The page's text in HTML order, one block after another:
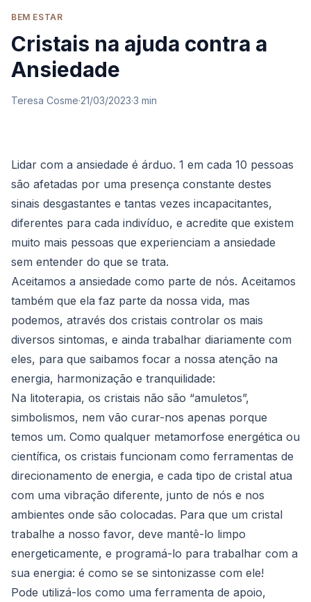
BEM ESTAR
Cristais na ajuda contra a
Ansiedade
Teresa Cosme·21/03/2023·3 min
Lidar com a ansiedade é árduo. 1 em cada 10 pessoas
são afetadas por uma presença constante destes
sinais desgastantes e tantas vezes incapacitantes,
diferentes para cada indivíduo, e acredite que existem
muito mais pessoas que experienciam a ansiedade
sem entender do que se trata.
Aceitamos a ansiedade como parte de nós. Aceitamos
também que ela faz parte da nossa vida, mas
podemos, através dos cristais controlar os mais
diversos sintomas, e ainda trabalhar diariamente com
eles, para que saibamos focar a nossa atenção na
energia, harmonização e tranquilidade:
Na litoterapia, os cristais não são “amuletos”,
simbolismos, nem vão curar-nos apenas porque
temos um. Como qualquer metamorfose energética ou
científica, os cristais funcionam como ferramentas de
direcionamento de energia, e cada tipo de cristal atua
com uma vibração diferente, junto de nós e nos
ambientes onde são colocadas. Para que um cristal
trabalhe a nosso favor, deve mantê-lo limpo
energeticamente, e programá-lo para trabalhar com a
sua energia: é como se se sintonizasse com ele!
Pode utilizá-los como uma ferramenta de apoio,